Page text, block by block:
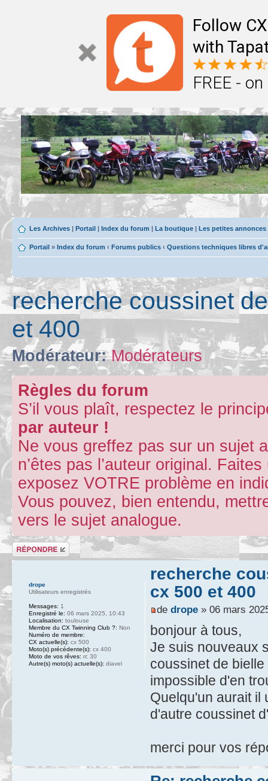
Follow
with
FREE -
Les Archives | Portail | Index du forum | La boutique | Les petites
Portail » Index du forum ‹ Forums publics ‹ Questions techniques libres
recherche coussinet
et 400
Modérateur: Modérateurs
Règles du forum
S’il vous plaît, respectez le
par auteur !
Ne vous greffez pas sur un sujet
n’êtes pas l’auteur original.
exposez VOTRE problème en
Vous pouvez, bien entendu,
vers le sujet analogue.
Répondre
recherche
cx 500 et 400
de drope» 06 mars
bonjour à tous,
Je suis nouveaux
coussinet de
impossible d'en
Quelqu'un aurait il
d'autre coussinet
merci pour vos
drope
Utilisateurs enregistrés
Messages: 1
Enregistré le: 06 mars 2025, 10:43
Localisation: toulouse
Membre du CX Twinning Club ?: Non
Numéro de membre:
CX actuelle(s): cx 500
Moto(s) précédente(s): cx 400
Moto de vos rêves: rc 30
Autre(s) moto(s) actuelle(s): diavel